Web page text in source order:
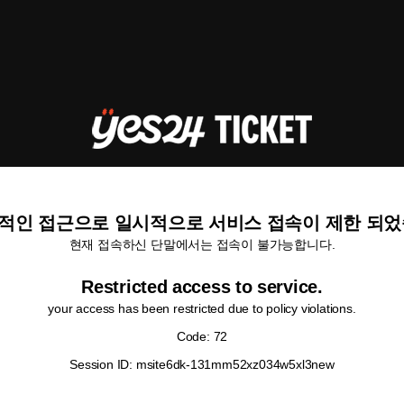
인 접근으로 일시적으로 서비스 접속이 제한 되
현재 접속하신 단말에서는 접속이 불가능합니다.
Restricted access to service.
your access has been restricted due to policy violations.
Code: 72
Session ID: msite6dk-131mm52xz034w5xl3new